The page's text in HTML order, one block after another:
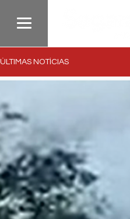
ÚLTIMAS NOTÍCIAS